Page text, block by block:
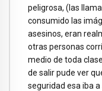
peligrosa, (las
consumido las
asesinos, eran
otras personas
medio de toda
de salir pude ver
seguridad esa iba